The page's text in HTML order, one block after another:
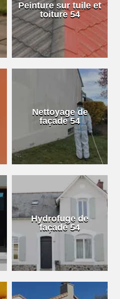
Peinture sur tuile et
toiture 54
Nettoyage de
façade 54
Hydrofuge de
façade 54